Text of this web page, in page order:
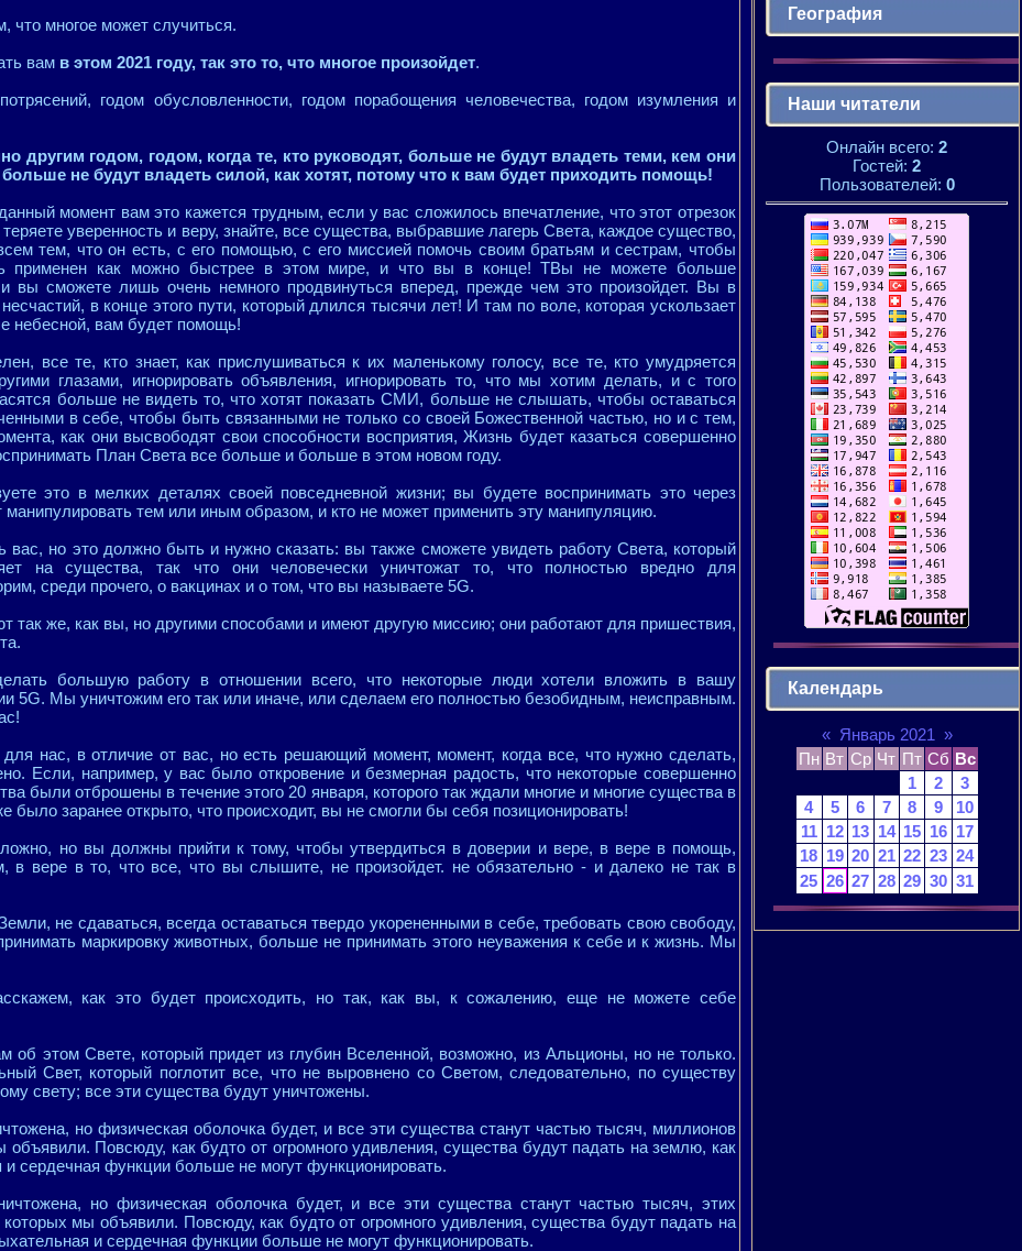
что многое может случиться.
вам в этом 2021 году, так это то, что многое произойдет.
годом обусловленности, годом порабощения человечества, годом изумления и
другим годом, годом, когда те, кто руководят, больше не будут владеть теми, кем они
не будут владеть силой, как хотят, потому что к вам будет приходить помощь!
момент вам это кажется трудным, если у вас сложилось впечатление, что этот отрезок
уверенность и веру, знайте, все существа, выбравшие лагерь Света, каждое существо,
тем, что он есть, с его помощью, с его миссией помочь своим братьям и сестрам, чтобы
применен как можно быстрее в этом мире, и что вы в конце! ТВы не можете больше
вы сможете лишь очень немного продвинуться вперед, прежде чем это произойдет. Вы в
в конце этого пути, который длился тысячи лет! И там по воле, которая ускользает
небесной, вам будет помощь!
все те, кто знает, как прислушиваться к их маленькому голосу, все те, кто умудряется
глазами, игнорировать объявления, игнорировать то, что мы хотим делать, и с того
больше не видеть то, что хотят показать СМИ, больше не слышать, чтобы оставаться
в себе, чтобы быть связанными не только со своей Божественной частью, но и с тем,
как они высвободят свои способности восприятия, Жизнь будет казаться совершенно
План Света все больше и больше в этом новом году.
это в мелких деталях своей повседневной жизни; вы будете воспринимать это через
манипулировать тем или иным образом, и кто не может применить эту манипуляцию.
вас, но это должно быть и нужно сказать: вы также сможете увидеть работу Света, который
на существа, так что они человечески уничтожат то, что полностью вредно для
среди прочего, о вакцинах и о том, что вы называете 5G.
так же, как вы, но другими способами и имеют другую миссию; они работают для пришествия,
большую работу в отношении всего, что некоторые люди хотели вложить в вашу
5G. Мы уничтожим его так или иначе, или сделаем его полностью безобидным, неисправным.
нас, в отличие от вас, но есть решающий момент, момент, когда все, что нужно сделать,
Если, например, у вас было откровение и безмерная радость, что некоторые совершенно
были отброшены в течение этого 20 января, которого так ждали многие и многие существа в
было заранее открыто, что происходит, вы не смогли бы себя позиционировать!
но вы должны прийти к тому, чтобы утвердиться в доверии и вере, в вере в помощь,
в вере в то, что все, что вы слышите, не произойдет. не обязательно - и далеко не так в
не сдаваться, всегда оставаться твердо укорененными в себе, требовать свою свободу,
маркировку животных, больше не принимать этого неуважения к себе и к жизнь. Мы
как это будет происходить, но так, как вы, к сожалению, еще не можете себе
об этом Свете, который придет из глубин Вселенной, возможно, из Альционы, но не только.
Свет, который поглотит все, что не выровнено со Светом, следовательно, по существу
свету; все эти существа будут уничтожены.
но физическая оболочка будет, и все эти существа станут частью тысяч, миллионов
объявили. Повсюду, как будто от огромного удивления, существа будут падать на землю, как
сердечная функции больше не могут функционировать.
но физическая оболочка будет, и все эти существа станут частью тысяч, этих
мы объявили. Повсюду, как будто от огромного удивления, существа будут падать на
и сердечная функции больше не могут функционировать.
География
Наши читатели
Онлайн всего: 2
Гостей: 2
Пользователей: 0
Календарь
« Январь 2021 »
Пн Вт Ср Чт Пт Сб Вс
1
2
3
4
5 6 7 8 9
10
11 12 13 14 15 16 17
18 19 20 21 22 23 24
25 26 27 28 29 30 31